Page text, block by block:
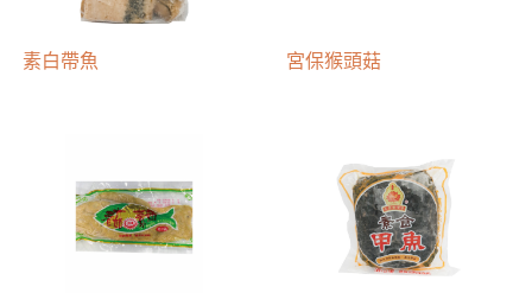
素白帶魚 宮保猴頭菇